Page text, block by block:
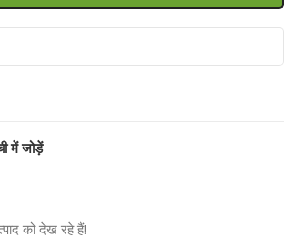
में जोड़ें
को देख रहे हैं!